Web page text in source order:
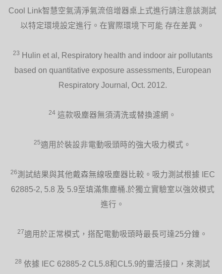
Cool Link智慧空氣清淨氣流倍增器桌上式進行請注意該測試
以特定環境設定進行。在實際環境下可能 存在差異。
23
Hulin et al, Respiratory health and indoor air pollutants
based on quantitative exposure assessments, European
Respiratory Journal, Oct. 2012.
24 這款吸塵器無須清洗或替換濾網。
25適用於裝設非電動吸頭時的強大吸力模式。
26測試結果與其他戴森無線吸塵器比較。吸力測試根據 IEC
62885-2, 5.8 及 5.9至填滿集塵桶.於獨立實驗室以強效模式
進行。
27適用於正常模式，搭配電動吸頭時最長可達25分鐘。
28 依據 IEC 62885-2 CL5.8和CL5.9的靈活接口，來測試